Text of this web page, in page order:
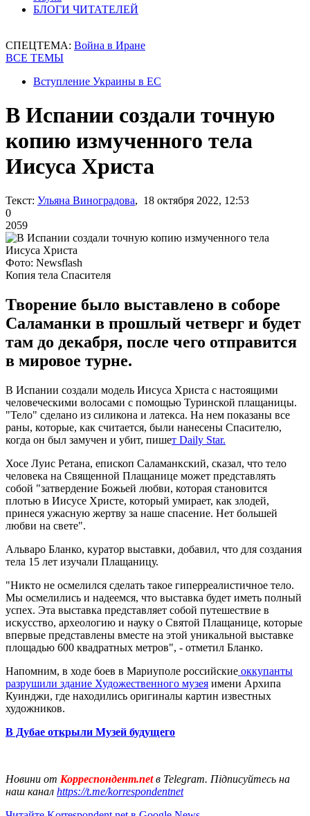
БЛОГИ ЧИТАТЕЛЕЙ
СПЕЦТЕМА: Война в Иране
ВСЕ ТЕМЫ
Вступление Украины в ЕС
В Испании создали точную
копию измученного тела
Иисуса Христа
Текст: Ульяна Виноградова, 18 октября 2022, 12:53
0
2059
Фото: Newsflash
Копия тела Спасителя
Творение было выставлено в соборе
Саламанки в прошлый четверг и будет
там до декабря, после чего отправится
в мировое турне.
В Испании создали модель Иисуса Христа с настоящими
человеческими волосами с помощью Туринской плащаницы.
"Тело" сделано из силикона и латекса. На нем показаны все
раны, которые, как считается, были нанесены Спасителю,
когда он был замучен и убит, пишет Daily Star.
Хосе Луис Ретана, епископ Саламанкский, сказал, что тело
человека на Священной Плащанице может представлять
собой "затвердение Божьей любви, которая становится
плотью в Иисусе Христе, который умирает, как злодей,
принеся ужасную жертву за наше спасение. Нет большей
любви на свете".
Альваро Бланко, куратор выставки, добавил, что для создания
тела 15 лет изучали Плащаницу.
"Никто не осмелился сделать такое гиперреалистичное тело.
Мы осмелились и надеемся, что выставка будет иметь полный
успех. Эта выставка представляет собой путешествие в
искусство, археологию и науку о Святой Плащанице, которые
впервые представлены вместе на этой уникальной выставке
площадью 600 квадратных метров", - отметил Бланко.
Напомним, в ходе боев в Мариуполе российские оккупанты
разрушили здание Художественного музея имени Архипа
Куинджи, где находились оригиналы картин известных
художников.
В Дубае открыли Музей будущего
Новини от Корреспондент.netв Telegram. Підписуйтесь на
наш канал https://t.me/korrespondentnet